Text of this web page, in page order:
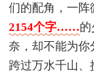
们的配角，一
2154个字……
奈，却不能为你
跨过万水千山、